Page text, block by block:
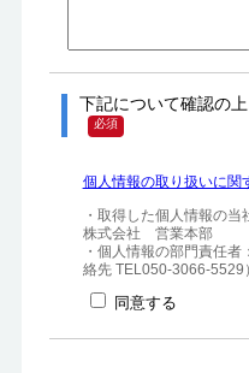
下記について確認の
個人情報の取り扱いに関
・取得した個人情報の
株式会社　営業本部
・個人情報の部門責任
絡先 TEL050-3066-5529
同意する